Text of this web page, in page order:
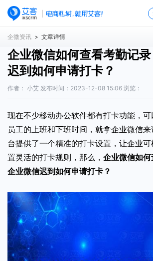
企微资讯 > 文章详情
企业微信如何查看考勤记
迟到如何申请打卡？
作者： 小艾 发布时间：2023-12-08 15:06 浏览：
现在不少移动办公软件都有打卡功能，
员工的上班和下班时间，就拿企业微信
台提供了一个精准的打卡设置，让企业
置灵活的打卡规则，那么， 企业微信如何
企业微信迟到如何申请打卡？